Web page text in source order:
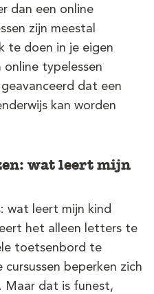
Aanmelden
dan een online
zijn meestal
te doen in je eigen
online typelessen
dat een
kan worden
wat leert mijn
wat leert mijn kind
het alleen letters te
toetsenbord te
beperken zich
dat is funest,